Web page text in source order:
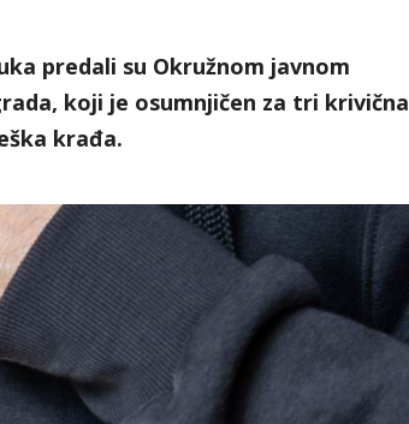
predali su Okružnom javnom
koji je osumnjičen za tri krivična
krađa.